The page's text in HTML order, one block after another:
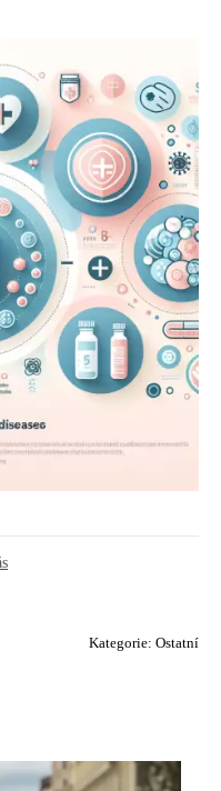
Kategorie: Ostatní